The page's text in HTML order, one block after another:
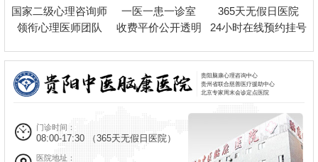
国家二级心理咨询师
领衔心理医师团队
一医一患一诊室
收费平价公开透明
365天无假日医院
24小时在线预约挂号
贵阳脑康心理咨询中心
贵州省联合慈善医疗援助中心
北京专家周末会诊定点医院
门诊时间：
08:00-17:30 （365天无假日医院）
医院地址：